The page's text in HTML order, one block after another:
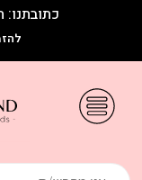
כתובתנו: הרקון 9, רמת